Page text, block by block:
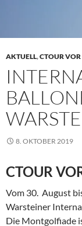
AKTUELL,CTOUR VOR
8. OKTOBER 2019
CTOUR
Vom 30. August
Warsteiner
Die Montgolfiade